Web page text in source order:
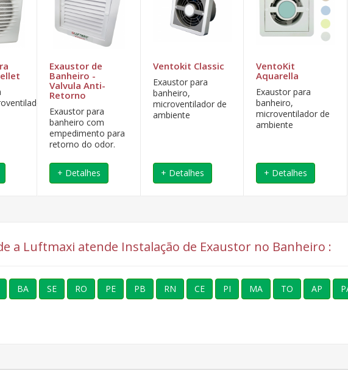
Exaustor de
Banheiro -
Valvula Anti-
Retorno
Exaustor para
banheiro com
empedimento para
retorno do odor.
+ Detalhes
Ventokit Classic
Exaustor para
banheiro,
microventilador de
ambiente
+ Detalhes
VentoKit
Aquarella
Exaustor para
banheiro,
microventilador de
ambiente
+ Detalhes
a Luftmaxi atende Instalação de Exaustor no Banheiro :
BA SE RO PE PB RN CE PI MA TO AP